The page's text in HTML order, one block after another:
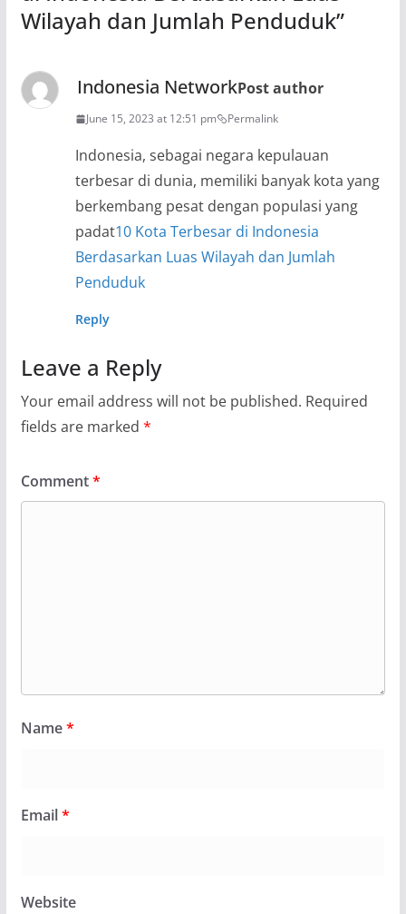
Wilayah dan Jumlah Penduduk”
Indonesia NetworkPost author
June 15, 2023 at 12:51 pm Permalink
Indonesia, sebagai negara kepulauan
terbesar di dunia, memiliki banyak kota yang
berkembang pesat dengan populasi yang
padat10 Kota Terbesar di Indonesia
Berdasarkan Luas Wilayah dan Jumlah
Penduduk
Reply
Leave a Reply
Your email address will not be published. Required
fields are marked *
Comment*
Name*
Email*
Website